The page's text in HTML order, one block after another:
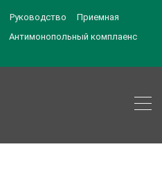
Руководство
Приемная
Антимонопольный комплаенс